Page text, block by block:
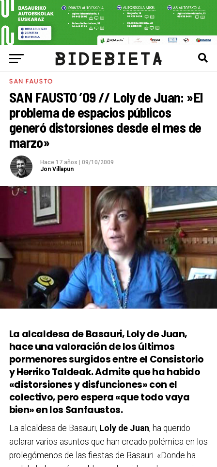
SAN FAUSTO
SAN FAUSTO ’09 // Loly de Juan: »El
problema de espacios públicos
generó distorsiones desde el mes de
marzo»
Hace 17 años
09/10/2009
Jon Villapun
La alcaldesa de Basauri, Loly de Juan,
hace una valoración de los últimos
pormenores surgidos entre el Consistorio
y Herriko Taldeak. Admite que ha habido
«distorsiones y disfunciones» con el
colectivo, pero espera «que todo vaya
bien» en los Sanfaustos.
La alcaldesa de Basauri, Loly de Juan, ha querido
aclarar varios asuntos que han creado polémica en los
prolegómenos de las fiestas de Basauri. «Donde ha